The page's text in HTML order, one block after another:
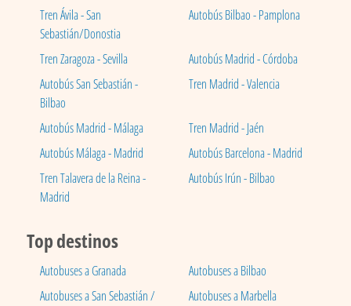
Tren Ávila - San
Sebastián/Donostia
Autobús Bilbao - Pamplona
Tren Zaragoza - Sevilla
Autobús Madrid - Córdoba
Autobús San Sebastián -
Bilbao
Tren Madrid - Valencia
Autobús Madrid - Málaga
Tren Madrid - Jaén
Autobús Málaga - Madrid
Autobús Barcelona - Madrid
Tren Talavera de la Reina -
Madrid
Autobús Irún - Bilbao
Top destinos
Autobuses a Granada
Autobuses a Bilbao
Autobuses a San Sebastián /
Autobuses a Marbella